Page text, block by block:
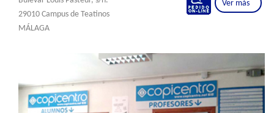
29010 Campus de Teatinos
MÁLAGA
Ver más